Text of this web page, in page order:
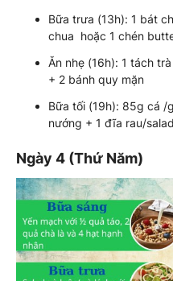
Bữa trưa (13h): 1 bát
chua hoặc 1 chén
Ăn nhẹ (16h): 1 tách
+ 2 bánh quy mặn
Bữa tối (19h): 85g cá
nướng + 1 đĩa rau/salad
Ngày 4 (Thứ Năm)